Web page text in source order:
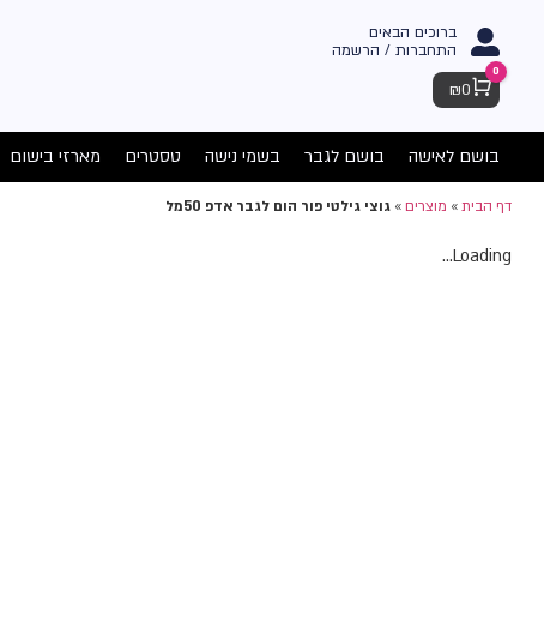
ברוכים הבאים
התחברות / הרשמה
Cart
0
₪0
בושם לאישה בושם לגבר בשמי נישה טסטרים מארזי בישום
דף הבית» מוצרים» גוצי גילטי פור הום לגבר אדפ 50מל
Loading...